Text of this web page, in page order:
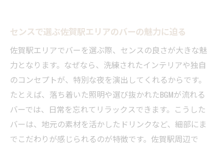
センスで選ぶ佐賀駅エリアのバーの魅力に迫る
佐賀駅エリアでバーを選ぶ際、センスの良さが大きな魅
力となります。なぜなら、洗練されたインテリアや独自
のコンセプトが、特別な夜を演出してくれるからです。
たとえば、落ち着いた照明や選び抜かれたBGMが流れる
バーでは、日常を忘れてリラックスできます。こうした
バーは、地元の素材を活かしたドリンクなど、細部にま
でこだわりが感じられるのが特徴です。佐賀駅周辺で